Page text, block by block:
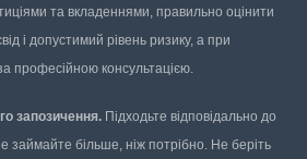
та вкладеннями, правильно оцінити
і допустимий рівень ризику, а при
професійною консультацією.
запозичення. Підходьте відповідально до
займайте більше, ніж потрібно. Не беріть